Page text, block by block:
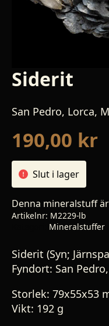
Siderit
San Pedro, Lorca,
190,00 kr
Slut i lager
Denna mineralstuff
Artikelnr: M2229-lb
Mineralstuffer
Siderit (Syn;
Fyndort: San
Storlek: 79x55x53
Vikt: 192 g